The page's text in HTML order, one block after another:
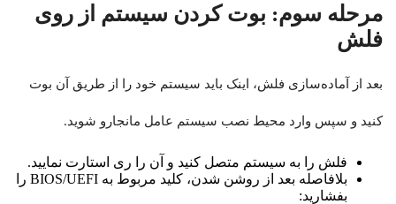
مرحله سوم: بوت کردن سیستم از روی
فلش
بعد از آماده‌سازی فلش، اینک باید سیستم خود را از طریق آن بوت
کنید و سپس وارد محیط نصب سیستم عامل مانجارو شوید.
فلش را به سیستم متصل کنید و آن را ری استارت نمایید.
بلافاصله بعد از روشن شدن، کلید مربوط به BIOS/UEFI را
بفشارید: